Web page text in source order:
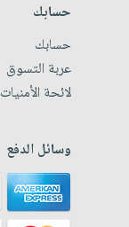
حسابك
حسابك
عربة التسوق
لائحة الأمنيات
وسائل الدفع